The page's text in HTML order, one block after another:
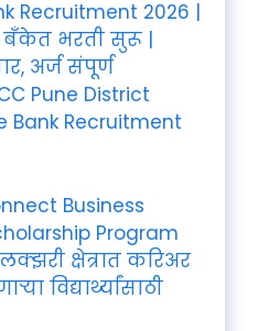
Recruitment 2026 |
बँकेत भरती सुरू |
अर्ज संपूर्ण
Pune District
Bank Recruitment
Business
Program
क्षेत्रात करिअर
विद्यार्थ्यांसाठी